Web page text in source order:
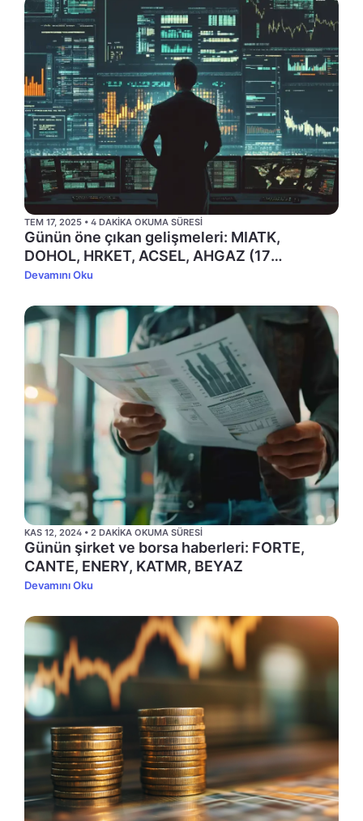
TEM 17, 2025 • 4 DAKIKA OKUMA SÜRESI
Günün öne çıkan gelişmeleri: MIATK,
DOHOL, HRKET, ACSEL, AHGAZ (17
Temmuz)
Devamını Oku
KAS 12, 2024 • 2 DAKIKA OKUMA SÜRESI
Günün şirket ve borsa haberleri: FORTE,
CANTE, ENERY, KATMR, BEYAZ
Devamını Oku